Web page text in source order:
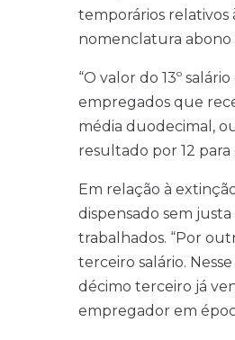
temporários relativos
nomenclatura abono
“O valor do 13º
empregados que
média duodecimal,
resultado por 12 para
Em relação à
dispensado sem
trabalhados. “Por
terceiro salário.
décimo terceiro já
empregador em